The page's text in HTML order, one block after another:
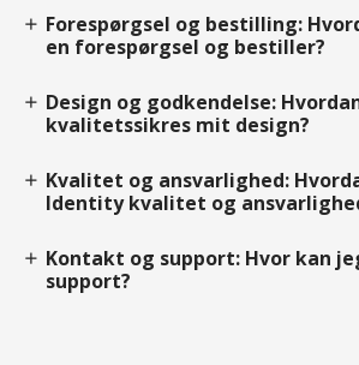
add Forespørgsel og bestilling:
en forespørgsel og bestiller?
add Design og godkendelse:
kvalitetssikres mit design?
add Kvalitet og ansvarlighed:
Identity kvalitet og
add Kontakt og support: Hvor kan
support?